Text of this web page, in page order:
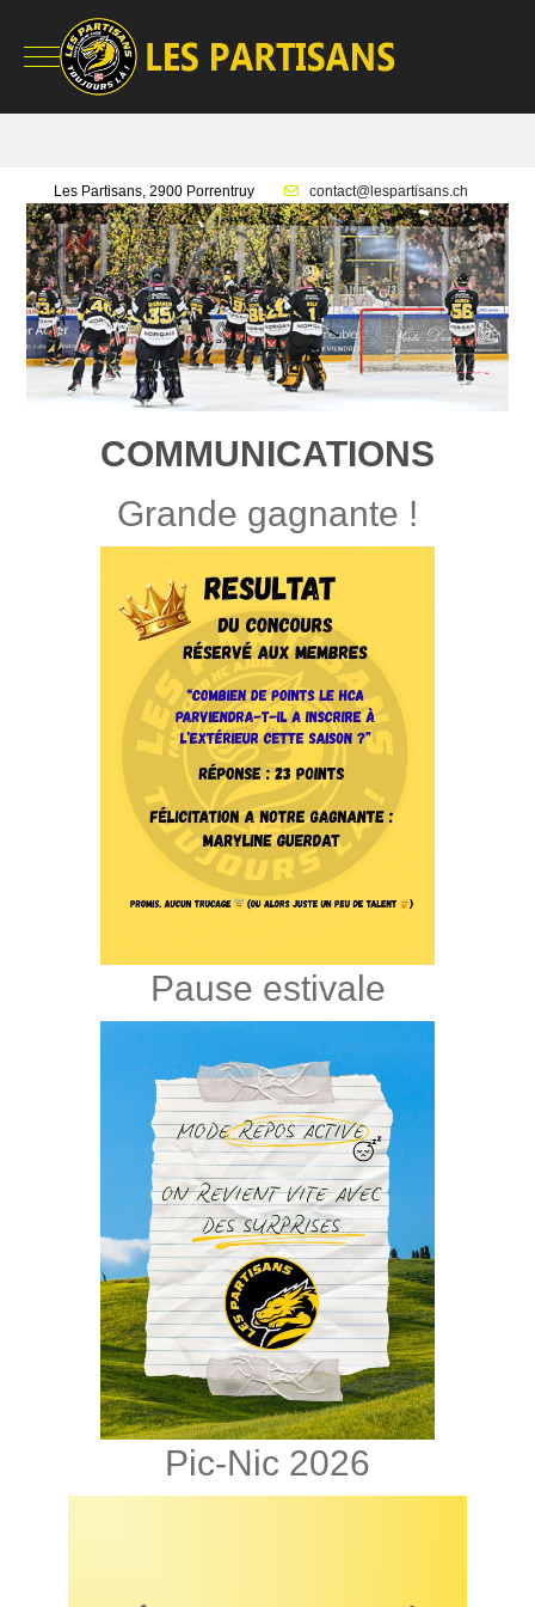
Mobile Menu Toggle
Les Partisans, 2900 Porrentruy contact@lespartisans.ch
COMMUNICATIONS
Grande gagnante !
Pause estivale
Pic-Nic 2026